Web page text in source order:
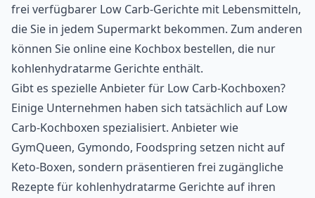
frei verfügbarer Low Carb-Gerichte mit Lebensmitteln,
die Sie in jedem Supermarkt bekommen. Zum anderen
können Sie online eine Kochbox bestellen, die nur
kohlenhydratarme Gerichte enthält.
Gibt es spezielle Anbieter für Low Carb-Kochboxen?
Einige Unternehmen haben sich tatsächlich auf Low
Carb-Kochboxen spezialisiert. Anbieter wie
GymQueen, Gymondo, Foodspring setzen nicht auf
Keto-Boxen, sondern präsentieren frei zugängliche
Rezepte für kohlenhydratarme Gerichte auf ihren